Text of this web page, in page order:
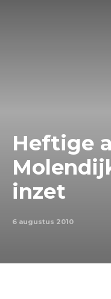
Heftige
inzet
6 augustus 2010